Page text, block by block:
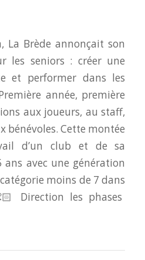
Brède annonçait son
les seniors : créer une
et performer dans les
année, première
aux joueurs, au staff,
bénévoles. Cette montée
d’un club et de sa
avec une génération
moins de 7 dans
Direction les phases